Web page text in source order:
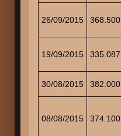
26/09/2015 368.500
19/09/2015 335.087
30/08/2015 382.000
08/08/2015 374.100